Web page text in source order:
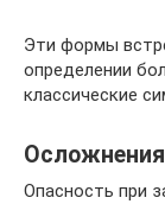
Эти формы
определении
классические
Опасность при